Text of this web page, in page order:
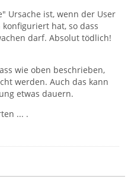
Ursache ist, wenn der User
hat, so dass
darf. Absolut tödlich!
wie oben beschrieben,
werden. Auch das kann
etwas dauern.
... .